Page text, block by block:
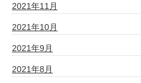
2021年11月
2021年10月
2021年9月
2021年8月